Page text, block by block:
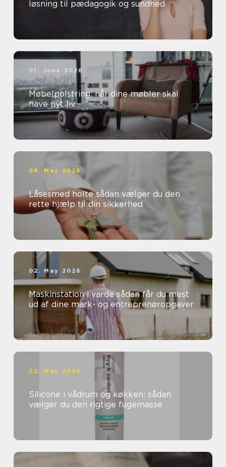
løsning til pædagogik og sundhed
01. June 2026
Møbelpolstring: når dine møbler skal
have nyt liv
08. May 2026
Låsesmed holte sådan vælger du den
rette hjælp til din sikkerhed
02. May 2026
Maskinstation i varde sådan får du mest
ud af dine mark- og entreprenøropgaver
02. May 2026
Silicone i vådrum og køkken: sådan
vælger du den rigtige fugemasse